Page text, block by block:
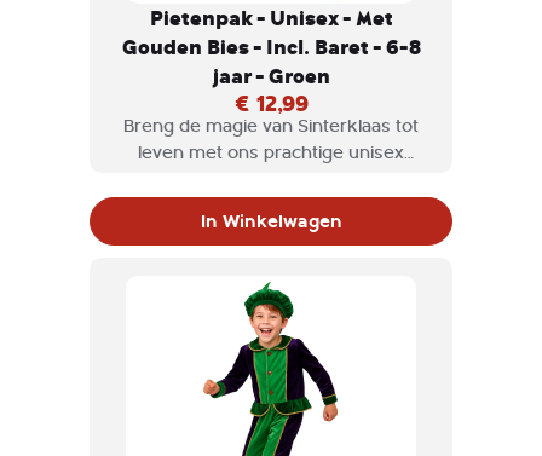
Pietenpak - Unisex - Met
Gouden Bies - Incl. Baret - 6-8
jaar - Groen
€ 12,99
Breng de magie van Sinterklaas tot
leven met ons prachtige unisex
en paars, afgewerkt met een luxe
kleine piet die klaar is om te feesten.
In Winkelwagen